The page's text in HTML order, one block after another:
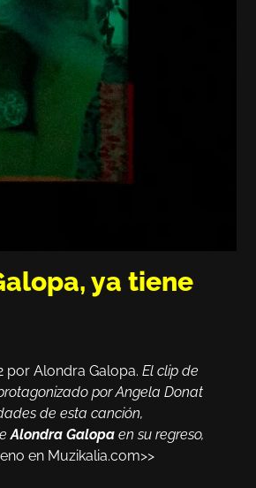
ya tiene
por Alondra Galopa. El clip de
por Angela Donat
de esta canción,
Alondra Galopa en su regreso,
en Muzikalia.com>>